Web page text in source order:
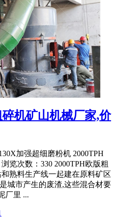
机矿山机械厂家,价
加强超细磨粉机 2000TPH
览次数：330 2000TPH欧版粗
熟料生产线一起建在原料矿区
城市产生的废渣,这些混合材要
厂里 ...